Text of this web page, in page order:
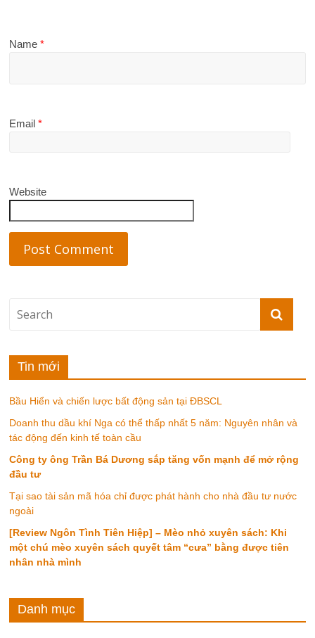
Name*
Email*
Website
Tin mới
Bầu Hiển và chiến lược bất động sản tại ĐBSCL
Doanh thu dầu khí Nga có thể thấp nhất 5 năm: Nguyên nhân và
tác động đến kinh tế toàn cầu
Công ty ông Trần Bá Dương sắp tăng vốn mạnh để mở rộng
đầu tư
Tại sao tài sản mã hóa chỉ được phát hành cho nhà đầu tư nước
ngoài
[Review Ngôn Tình Tiên Hiệp] – Mèo nhỏ xuyên sách: Khi
một chú mèo xuyên sách quyết tâm “cưa” bằng được tiên
nhân nhà mình
Danh mục